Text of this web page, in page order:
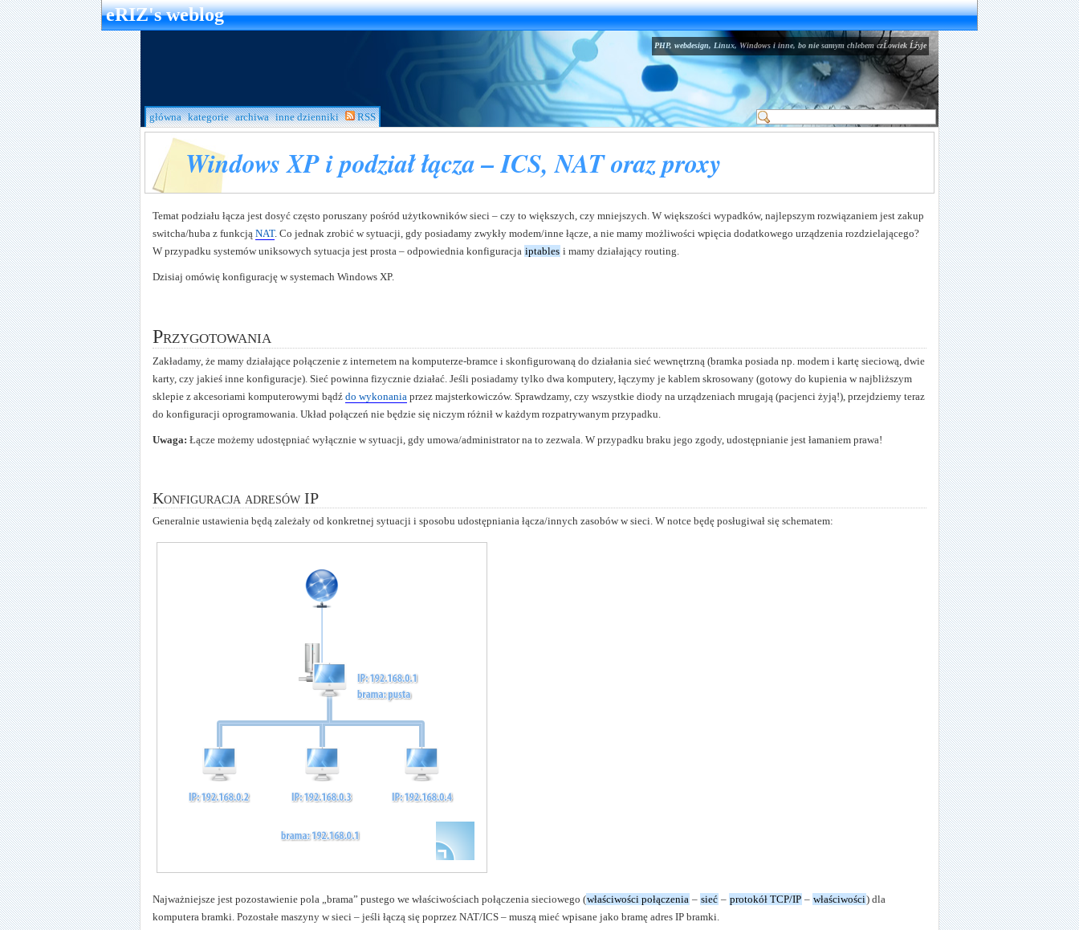
eRIZ's weblog
PHP, webdesign, Linux, Windows i inne, bo nie samym chlebem czĹowiek Ĺźyje
główna kategorie archiwa inne dzienniki RSS
Windows XP i podział łącza – ICS, NAT oraz proxy
Temat podziału łącza jest dosyć często poruszany pośród użytkowników sieci – czy to większych, czy mniejszych. W większości wypadków, najlepszym rozwiązaniem jest zakup
switcha/huba z funkcją NAT. Co jednak zrobić w sytuacji, gdy posiadamy zwykły modem/inne łącze, a nie mamy możliwości wpięcia dodatkowego urządzenia rozdzielającego?
W przypadku systemów uniksowych sytuacja jest prosta – odpowiednia konfiguracja iptables i mamy działający routing.
Dzisiaj omówię konfigurację w systemach Windows XP.
Przygotowania
Zakładamy, że mamy działające połączenie z internetem na komputerze-bramce i skonfigurowaną do działania sieć wewnętrzną (bramka posiada np. modem i kartę sieciową, dwie
karty, czy jakieś inne konfiguracje). Sieć powinna fizycznie działać. Jeśli posiadamy tylko dwa komputery, łączymy je kablem skrosowany (gotowy do kupienia w najbliższym
sklepie z akcesoriami komputerowymi bądź do wykonania przez majsterkowiczów. Sprawdzamy, czy wszystkie diody na urządzeniach mrugają (pacjenci żyją!), przejdziemy teraz
do konfiguracji oprogramowania. Układ połączeń nie będzie się niczym różnił w każdym rozpatrywanym przypadku.
Uwaga: Łącze możemy udostępniać wyłącznie w sytuacji, gdy umowa/administrator na to zezwala. W przypadku braku jego zgody, udostępnianie jest łamaniem prawa!
Konfiguracja adresów IP
Generalnie ustawienia będą zależały od konkretnej sytuacji i sposobu udostępniania łącza/innych zasobów w sieci. W notce będę posługiwał się schematem:
Najważniejsze jest pozostawienie pola „brama” pustego we właściwościach połączenia sieciowego (właściwości połączenia – sieć – protokół TCP/IP – właściwości) dla
komputera bramki. Pozostałe maszyny w sieci – jeśli łączą się poprzez NAT/ICS – muszą mieć wpisane jako bramę adres IP bramki.